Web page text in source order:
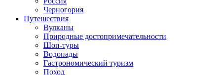
Черногория
Путешествия
Вулканы
Природные достопримечательности
Шоп-туры
Водопады
Гастрономический туризм
Поход